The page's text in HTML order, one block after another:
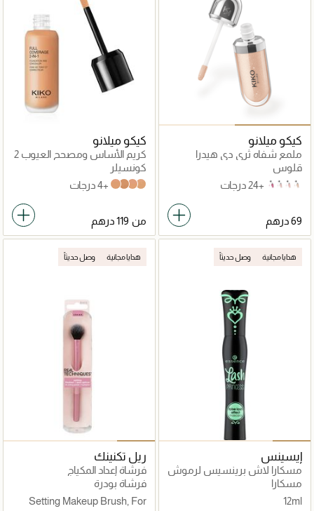
كيكو ميلانو
ملمع شفاه ثري دي هيدرا
قلوس
02 Natural Beige
04
06
10 +24 درجات
كيكو ميلانو
كريم الأساس ومصحح العيوب 2
في 1 ذو التغطية الكاملة
كونسيلر
Neutral 40
Warm Beige 30
Neutral 60
Warm Beige 40
+4 درجات
من
هدايا مجانية وصل حديثاً
إيسينس
مسكارا لاش برينسيس لرموش
تشبه الرموش الاصطناعية
مسكارا
12ml
هدايا مجانية وصل حديثاً
ريل تكنينك
فرشاة إعداد المكياج
فرشاة بودرة
Setting Makeup Brush, For